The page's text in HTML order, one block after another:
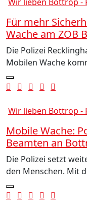
Für mehr
Wache am ZOB
Die Polizei
Mobilen Wache
Wir lieben Bottrop -
Mobile Wache:
Beamten an
Die Polizei setzt
den Menschen. Mit